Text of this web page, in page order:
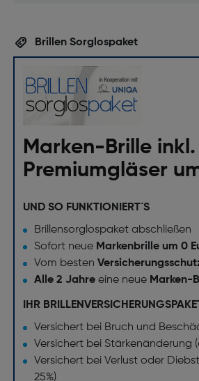
Brillen Sorglospaket
Marken-Brille inkl.
Premiumgläser
UND SO FUNKTIONIERT`S
Brillensorglospaket abschließen
Sofort neue Markenbrille um 0
Vom besten
Alle 2 Jahreeine neue Marken-
IHR
Versichert bei Bruch und
Versichert bei Stärkenänderung
Versichert bei Verlust oder
25%)